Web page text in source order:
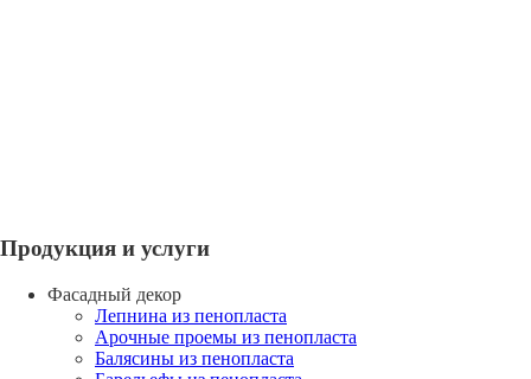
Продукция и услуги
Фасадный декор
Лепнина из пенопласта
Арочные проемы из пенопласта
Балясины из пенопласта